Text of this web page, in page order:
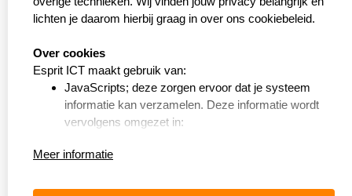
lichten je daarom hierbij graag in over ons cookiebeleid.
Over cookies
Esprit ICT maakt gebruik van:
JavaScripts; deze zorgen ervoor dat je systeem
informatie kan verzamelen. Deze informatie wordt
vervolgens omgezet in:
Deze technieken hebben tot doel om het surfen op de
Meer informatie
Algemene Voorwaarden
Privacybeleid
Cookiebeleid